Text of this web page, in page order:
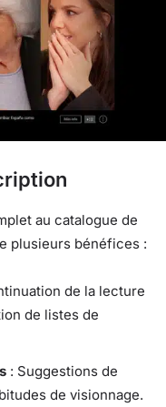
au catalogue de
plusieurs bénéfices :
de la lecture
de listes de
: Suggestions de
de visionnage.